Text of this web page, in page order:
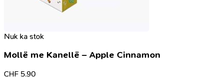
Nuk ka stok
Mollë me Kanellë – Apple Cinnamon
CHF 5.90